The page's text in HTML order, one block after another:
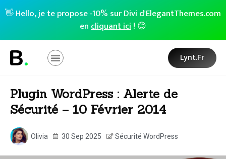
👋 Hello, je te propose -10% sur Divi d'ElegantThemes.com
encliquant ici! 😊
Lynt.fr
Plugin WordPress : Alerte de
Sécurité – 10 Février 2014
Olivia 30 Sep 2025 Sécurité WordPress